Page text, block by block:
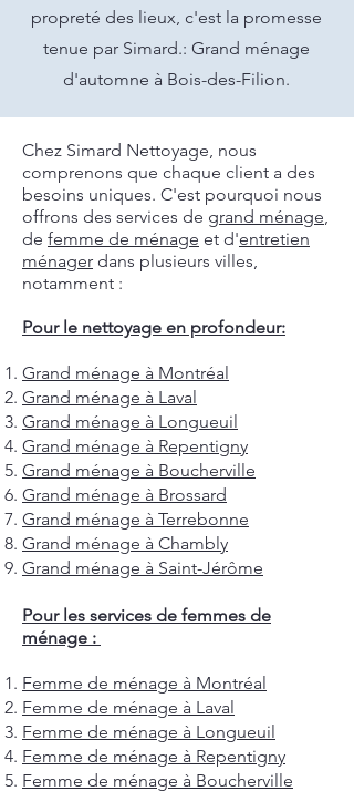
propreté des lieux, c'est la promesse
tenue par Simard.: Grand ménage
d'automne à Bois-des-Filion.
Chez Simard Nettoyage, nous
comprenons que chaque client a des
besoins uniques. C'est pourquoi nous
offrons des services de grand ménage,
de femme de ménage et d'entretien
ménager dans plusieurs villes,
notamment :
Pour le nettoyage en profondeur:
Grand ménage à Montréal
Grand ménage à Laval
Grand ménage à Longueuil
Grand ménage à Repentigny
Grand ménage à Boucherville
Grand ménage à Brossard
Grand ménage à Terrebonne
Grand ménage à Chambly
Grand ménage à Saint-Jérôme
Pour les services de femmes de
ménage :
Femme de ménage à Montréal
Femme de ménage à Laval
Femme de ménage à Longueuil
Femme de ménage à Repentigny
Femme de ménage à Boucherville